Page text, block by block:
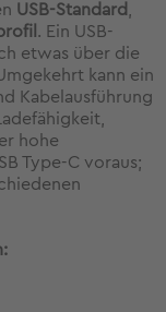
USB-Standard
. Ein USB-
etwas über die
kann ein
Kabelausführung
hohe
Type-C voraus;